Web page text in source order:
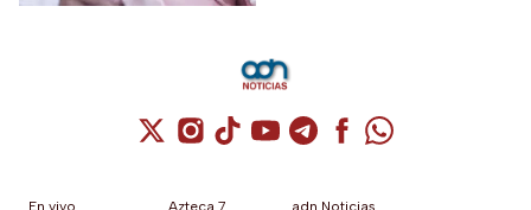
Cuenta de X / Twitter (se abre en una
Cuenta de Instagram (se abre en una
Cuenta de TikTok (se abre en
Cuenta de YouTube (se abre
Cuenta de Telegram (se
Cuenta de
Cuenta de
En vivo
Azteca 7
adn Noticias